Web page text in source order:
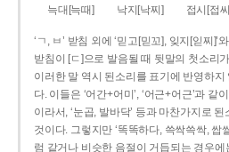
늑대[늑때] 낙지[낙찌] 접시[접
‘ㄱ, ㅂ’ 받침 외에 ‘믿고[믿꼬], 잊지[읻찌]’
받침이 [ㄷ]으로 발음될 때 뒷말의 첫소리
이러한 말 역시 된소리를 표기에 반영하지
다. 이들은 ‘어간+어미’, ‘어근+어근’과 같
이라서, ‘눈곱, 발바닥’ 등과 마찬가지로
것이다. 그렇지만 ‘똑똑하다, 쓱싹쓱싹, 쌉
럼 같거나 비슷한 음절이 거듭되는 경우에